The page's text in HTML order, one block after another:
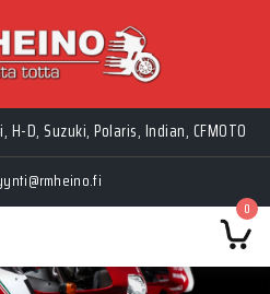
D, Suzuki, Polaris, Indian, CFMOTO
0